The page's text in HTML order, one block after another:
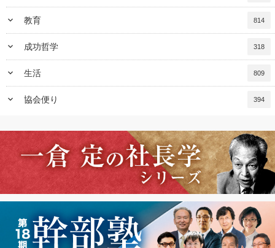
keyboard_arrow_down 教育 814
keyboard_arrow_down 成功哲学 318
keyboard_arrow_down 生活 809
keyboard_arrow_down 協会便り 394